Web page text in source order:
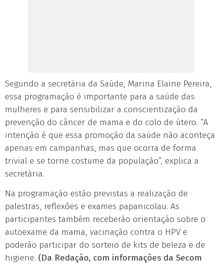
Segundo a secretária da Saúde, Marina Elaine Pereira,
essa programação é importante para a saúde das
mulheres e para sensibilizar a conscientização da
prevenção do câncer de mama e do colo de útero. “A
intenção é que essa promoção da saúde não aconteça
apenas em campanhas, mas que ocorra de forma
trivial e se torne costume da população”, explica a
secretária.
Na programação estão previstas a realização de
palestras, reflexões e exames papanicolau. As
participantes também receberão orientação sobre o
autoexame da mama, vacinação contra o HPV e
poderão participar do sorteio de kits de beleza e de
higiene. (Da Redação, com informações da Secom